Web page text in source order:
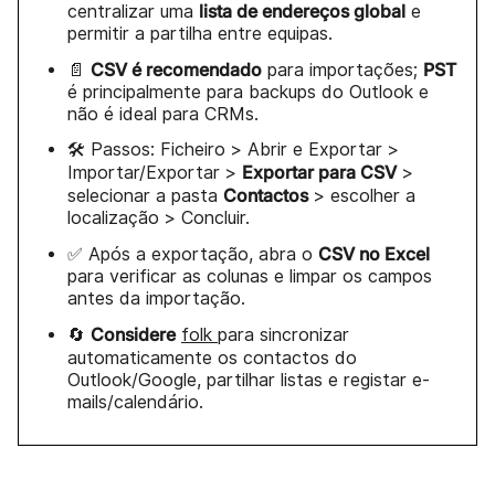
centralizar uma lista de endereços global e
permitir a partilha entre equipas.
📄 CSV é recomendado para importações; PST
é principalmente para backups do Outlook e
não é ideal para CRMs.
🛠️ Passos: Ficheiro > Abrir e Exportar >
Importar/Exportar > Exportar para CSV>
selecionar a pasta Contactos> escolher a
localização > Concluir.
✅ Após a exportação, abra o CSV no Excel
para verificar as colunas e limpar os campos
antes da importação.
🔄 Considere folk para sincronizar
automaticamente os contactos do
Outlook/Google, partilhar listas e registar e-
mails/calendário.